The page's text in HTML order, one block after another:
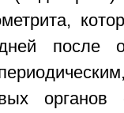
после
органов